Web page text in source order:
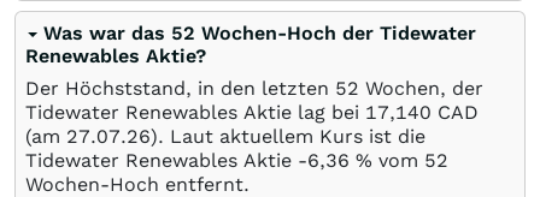
Was war das 52 Wochen-Hoch der Tidewater
Renewables Aktie?
Der Höchststand, in den letzten 52 Wochen, der
Tidewater Renewables Aktie lag bei 17,140 CAD
(am 27.07.26). Laut aktuellem Kurs ist die
Tidewater Renewables Aktie -6,36 % vom 52
Wochen-Hoch entfernt.